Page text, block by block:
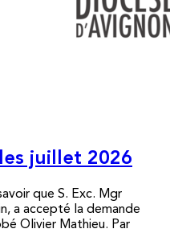
juillet 2026
que S. Exc. Mgr
a accepté la demande
Olivier Mathieu. Par